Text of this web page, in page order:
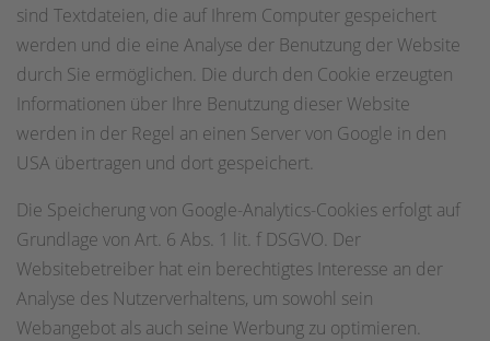
sind Textdateien, die auf Ihrem Computer gespeichert
werden und die eine Analyse der Benutzung der Website
durch Sie ermöglichen. Die durch den Cookie erzeugten
Informationen über Ihre Benutzung dieser Website
werden in der Regel an einen Server von Google in den
USA übertragen und dort gespeichert.
Die Speicherung von Google-Analytics-Cookies erfolgt auf
Grundlage von Art. 6 Abs. 1 lit. f DSGVO. Der
Websitebetreiber hat ein berechtigtes Interesse an der
Analyse des Nutzerverhaltens, um sowohl sein
Webangebot als auch seine Werbung zu optimieren.